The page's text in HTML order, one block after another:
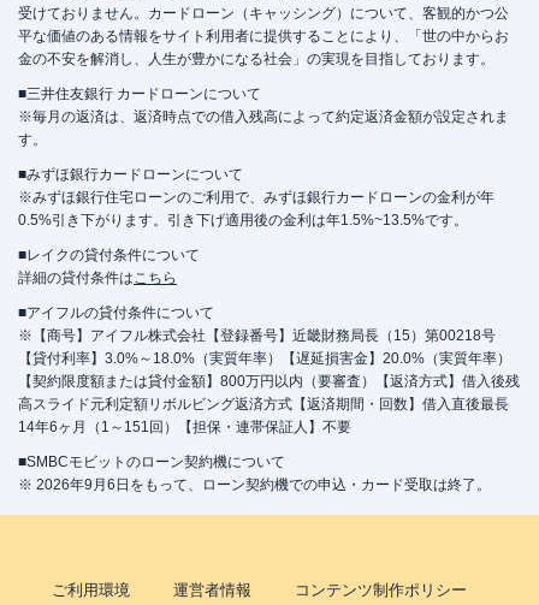
受けておりません。カードローン（キャッシング）について、客観的かつ公
平な価値のある情報をサイト利用者に提供することにより、「世の中からお
金の不安を解消し、人生が豊かになる社会」の実現を目指しております。
■三井住友銀行 カードローンについて
※毎月の返済は、返済時点での借入残高によって約定返済金額が設定されま
す。
■みずほ銀行カードローンについて
※みずほ銀行住宅ローンのご利用で、みずほ銀行カードローンの金利が年
0.5%引き下がります。引き下げ適用後の金利は年1.5%~13.5%です。
■レイクの貸付条件について
詳細の貸付条件はこちら
■アイフルの貸付条件について
※【商号】アイフル株式会社【登録番号】近畿財務局長（15）第00218号
【貸付利率】3.0%～18.0%（実質年率）【遅延損害金】20.0%（実質年率）
【契約限度額または貸付金額】800万円以内（要審査）【返済方式】借入後残
高スライド元利定額リボルビング返済方式【返済期間・回数】借入直後最長
14年6ヶ月（1～151回）【担保・連帯保証人】不要
■SMBCモビットのローン契約機について
※ 2026年9月6日をもって、ローン契約機での申込・カード受取は終了。
ご利用環境 運営者情報
コンテンツ制作ポリシー